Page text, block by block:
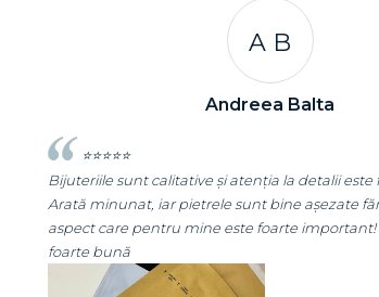
A C
Andreea Cicu
⭐⭐⭐⭐⭐
Super mulțumită!! Sunt superbi cerceii!!!